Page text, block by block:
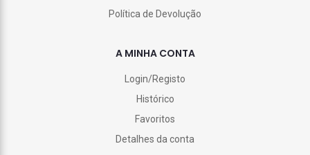
Política de Devolução
A MINHA CONTA
Login/Registo
Histórico
Favoritos
Detalhes da conta